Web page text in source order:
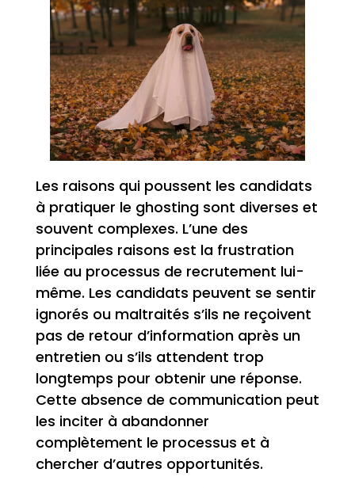
Les raisons qui poussent les candidats
à pratiquer le ghosting sont diverses et
souvent complexes. L’une des
principales raisons est la frustration
liée au processus de recrutement lui-
même. Les candidats peuvent se sentir
ignorés ou maltraités s’ils ne reçoivent
pas de retour d’information après un
entretien ou s’ils attendent trop
longtemps pour obtenir une réponse.
Cette absence de communication peut
les inciter à abandonner
complètement le processus et à
chercher d’autres opportunités.